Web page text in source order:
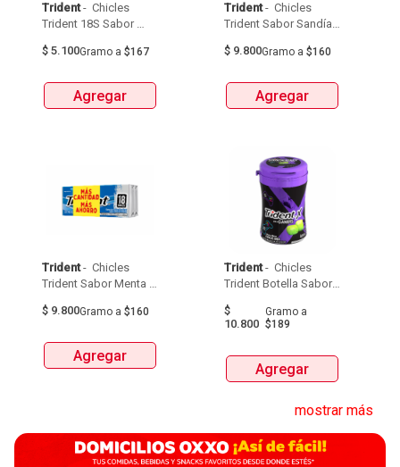
Trident - Chicles
Trident 18S Sabor
$ 5.100Gramo a $167
Agregar
Trident - Chicles
Trident Sabor Sandía
$ 9.800Gramo a $160
Agregar
Trident - Chicles
Trident Sabor Menta 2
$ 9.800Gramo a $160
Agregar
Trident - Chicles
Trident Botella Sabor
$
10.800
Gramo a
$189
Agregar
mostrar más